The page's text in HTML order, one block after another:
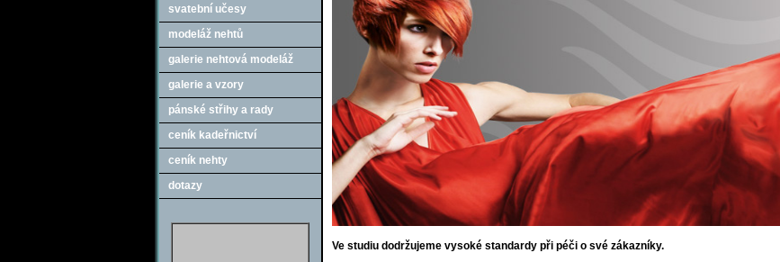
svatební učesy
modeláž nehtů
galerie nehtová modeláž
galerie a vzory
pánské střihy a rady
ceník kadeřnictví
ceník nehty
dotazy
Ve studiu dodržujeme vysoké standardy při péči o své zákazníky.